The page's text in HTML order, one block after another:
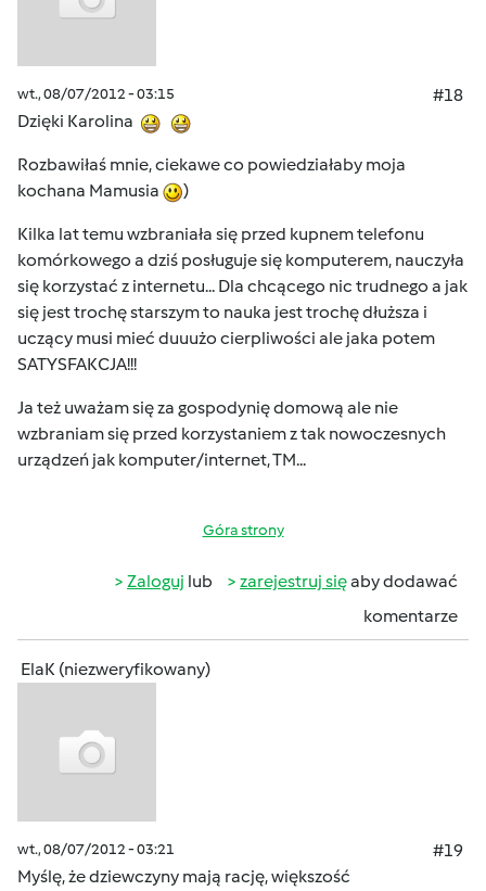
wt., 08/07/2012 - 03:15
#18
Dzięki Karolina
Rozbawiłaś mnie, ciekawe co powiedziałaby moja
kochana Mamusia
)
Kilka lat temu wzbraniała się przed kupnem telefonu
komórkowego a dziś posługuje się komputerem, nauczyła
się korzystać z internetu... Dla chcącego nic trudnego a jak
się jest trochę starszym to nauka jest trochę dłuższa i
uczący musi mieć duuużo cierpliwości ale jaka potem
SATYSFAKCJA!!!
Ja też uważam się za gospodynię domową ale nie
wzbraniam się przed korzystaniem z tak nowoczesnych
urządzeń jak komputer/internet, TM...
Góra strony
Zaloguj lub zarejestruj sięaby dodawać
komentarze
ElaK (niezweryfikowany)
wt., 08/07/2012 - 03:21
#19
Myślę, że dziewczyny mają rację, większość